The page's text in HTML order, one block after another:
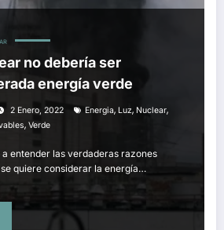
no debería ser
energía verde
2 Enero, 2022 Energia, Luz, Nuclear,
, Verde
a entender las verdaderas razones
quiere considerar la energía…